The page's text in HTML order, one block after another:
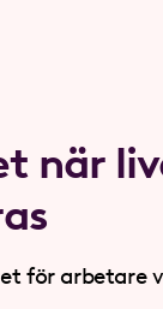
när
för arbetare